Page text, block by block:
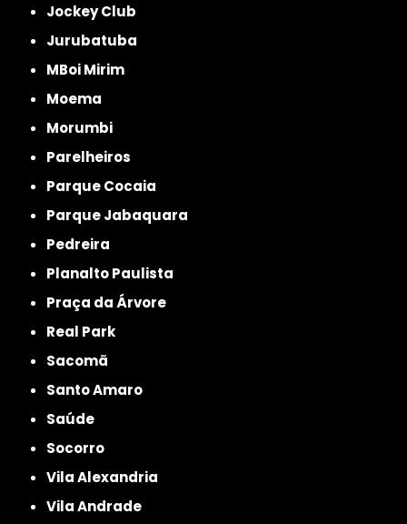
Jockey Club
Jurubatuba
MBoi Mirim
Moema
Morumbi
Parelheiros
Parque Cocaia
Parque Jabaquara
Pedreira
Planalto Paulista
Praça da Árvore
Real Park
Sacomã
Santo Amaro
Saúde
Socorro
Vila Alexandria
Vila Andrade